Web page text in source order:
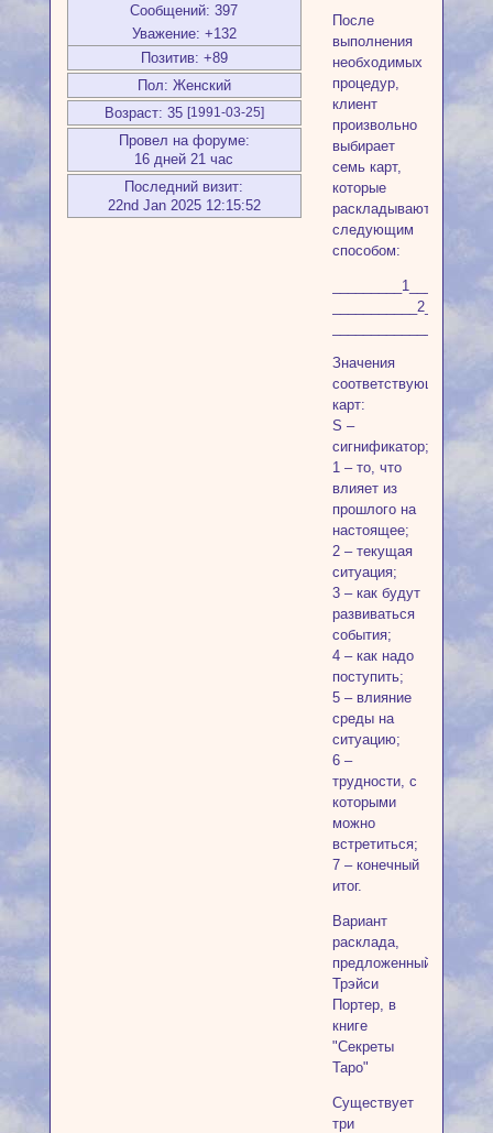
Сообщений: 397
Уважение: +132
Позитив: +89
Пол: Женский
Возраст: 35 [1991-03-25]
Провел на форуме:
16 дней 21 час
Последний визит:
22nd Jan 2025 12:15:52
После
выполнения
необходимых
процедур,
клиент
произвольно
выбирает
семь карт,
которые
раскладываются
следующим
способом:
Значения
соответствующих
карт:
S –
сигнификатор;
1 – то, что
влияет из
прошлого на
настоящее;
2 – текущая
ситуация;
3 – как будут
развиваться
события;
4 – как надо
поступить;
5 – влияние
среды на
ситуацию;
6 –
трудности, с
которыми
можно
встретиться;
7 – конечный
итог.
Вариант
расклада,
предложенный
Трэйси
Портер, в
книге
"Секреты
Таро"
Существует
три